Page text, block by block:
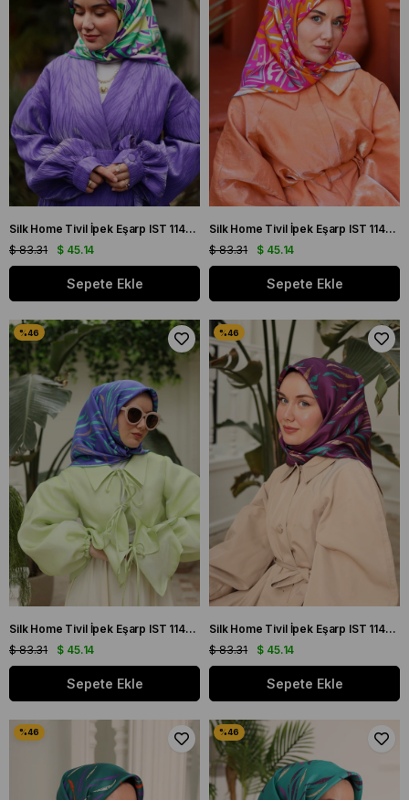
Silk Home Tivil İpek Eşarp IST 11427 - 15 Mor, Pembe, Yeşil, Sarı
$ 45.14
$ 83.31
Sepete Ekle
Silk Home Tivil İpek Eşarp IST 11427 - 24 Parlak Turuncu, Fuşya, Çelik Mavi,
$ 45.14
$ 83.31
Sepete Ekle
Silk Home Tivil İpek Eşarp IST 11432 - 01 Mor, Vizon, Yeşil
$ 45.14
$ 83.31
Sepete Ekle
Silk Home Tivil İpek Eşarp IST 11432 - 04 Mürdüm Yaprak Desen
$ 45.14
$ 83.31
Sepete Ekle